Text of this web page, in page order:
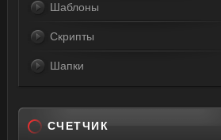
Шаблоны
Скрипты
Шапки
СЧЕТЧИК